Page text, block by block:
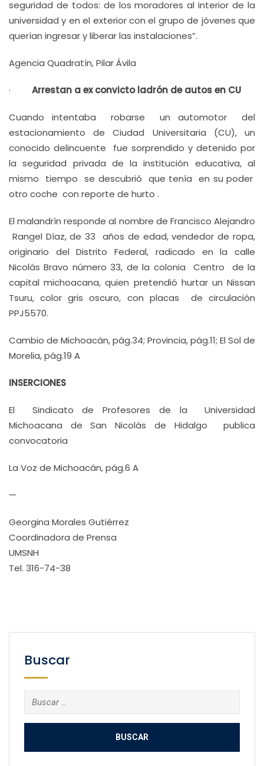
seguridad de todos: de los moradores al interior de la
universidad y en el exterior con el grupo de jóvenes que
querían ingresar y liberar las instalaciones”.
Agencia Quadratín, Pilar Ávila
· Arrestan a ex convicto ladrón de autos en CU
Cuando intentaba robarse un automotor del
estacionamiento de Ciudad Universitaria (CU), un
conocido delincuente fue sorprendido y detenido por
la seguridad privada de la institución educativa, al
mismo tiempo se descubrió que tenía en su poder
otro coche con reporte de hurto .
El malandrín responde al nombre de Francisco Alejandro
Rangel Díaz, de 33 años de edad, vendedor de ropa,
originario del Distrito Federal, radicado en la calle
Nicolás Bravo número 33, de la colonia Centro de la
capital michoacana, quien pretendió hurtar un Nissan
Tsuru, color gris oscuro, con placas de circulación
PPJ5570.
Cambio de Michoacán, pág.34; Provincia, pág.11; El Sol de
Morelia, pág.19 A
INSERCIONES
El Sindicato de Profesores de la Universidad
Michoacana de San Nicolás de Hidalgo publica
convocatoria
La Voz de Michoacán, pág.6 A
—
Georgina Morales Gutiérrez
Coordinadora de Prensa
UMSNH
Tel. 316-74-38
Buscar
Buscar: